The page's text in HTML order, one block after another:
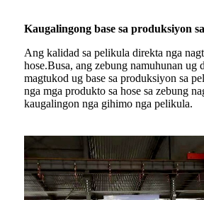
Kaugalingong base sa produksiyon
Ang kalidad sa pelikula direkta nga
hose.Busa, ang zebung namuhunan ug
magtukod ug base sa produksiyon sa
nga mga produkto sa hose sa zebung
kaugalingon nga gihimo nga pelikula.